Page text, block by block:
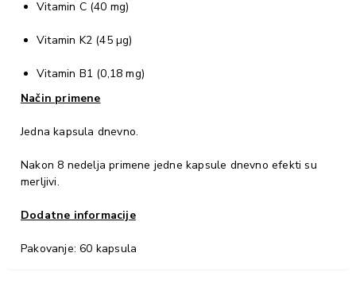
Vitamin C (40 mg)
Vitamin K2 (45 µg)
Vitamin B1 (0,18 mg)
Način primene
Jedna kapsula dnevno.
Nakon 8 nedelja primene jedne kapsule dnevno efekti su
merljivi.
Dodatne informacije
Pakovanje: 60 kapsula